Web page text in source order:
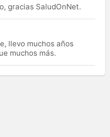
gracias SaludOnNet.
llevo muchos años
muchos más.